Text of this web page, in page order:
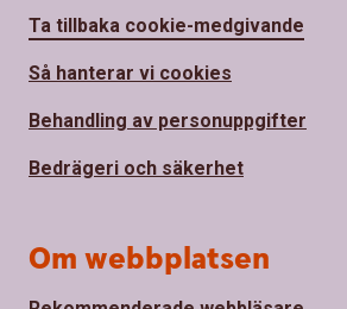
Ta tillbaka cookie-medgivande
Så hanterar vi cookies
Behandling av personuppgifter
Bedrägeri och säkerhet
Om webbplatsen